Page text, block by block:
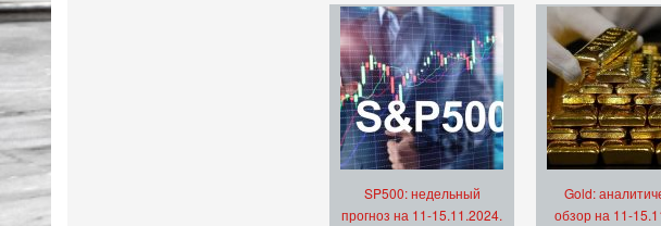
SP500: недельный
прогноз на 11-15.11.2024.
Gold:
обзор на 11-